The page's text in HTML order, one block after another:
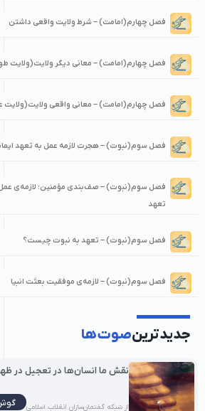
فصل چهارم(امامت) – شرط ولایت واقعی داشتن
فصل چهارم(امامت) – معانی دیگر ولایت(ولایت
فصل چهارم(امامت) – معانی واقعی
فصل سوم(نبوت) – هجرت لازمه عمل به تعهد
فصل سوم(نبوت) – صف‌بندی مؤمنین؛ لازمه‌ی عمل
تعهد
فصل سوم(نبوت) – تعهد به نبوت چیست؟
فصل سوم(نبوت) – لازمه‌ی موفقیت بعثت انبیا
جدیدترینصوت‌ها
نقش ما انسان‌ها در تعجیل در
از شبکه گفتمان‌سازان انقلاب اسلامی